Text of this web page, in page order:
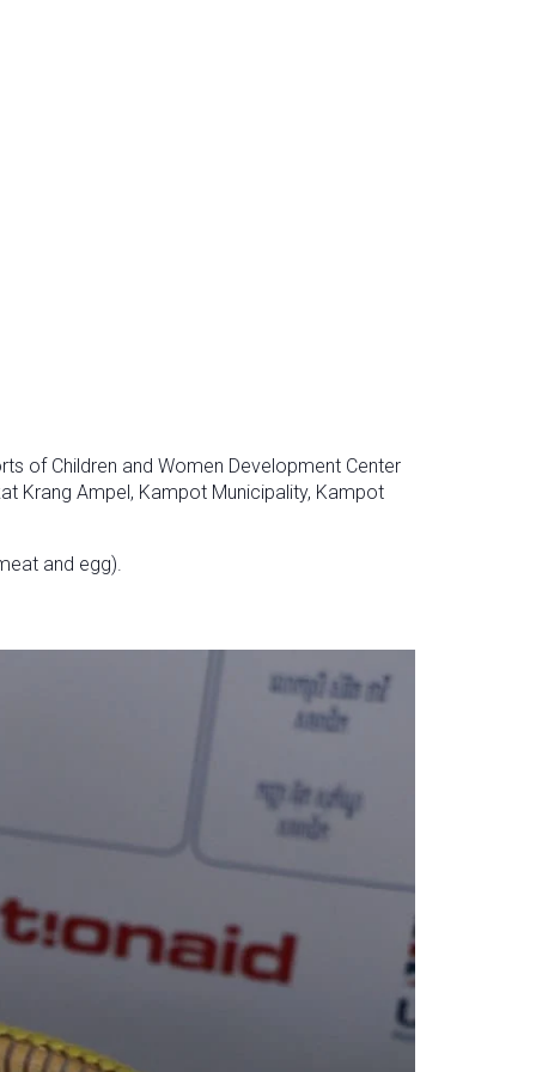
of Children and Women Development Center
Krang Ampel, Kampot Municipality, Kampot
and egg).